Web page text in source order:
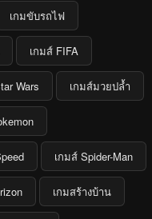
เกมขับรถไฟ
เกมส์ FIFA
Wars เกมส์มวยปล้ำ
เกมส์ Spider-Man
เกมสร้างบ้าน